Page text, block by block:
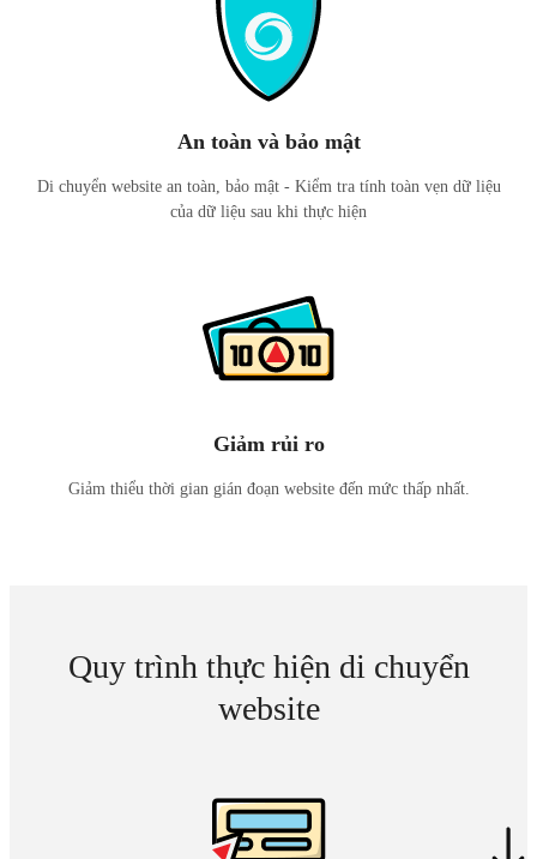
An toàn và bảo mật
Di chuyển website an toàn, bảo mật - Kiểm tra tính toàn vẹn dữ liệu
của dữ liệu sau khi thực hiện
Giảm rủi ro
Giảm thiểu thời gian gián đoạn website đến mức thấp nhất.
Quy trình thực hiện di chuyển
website